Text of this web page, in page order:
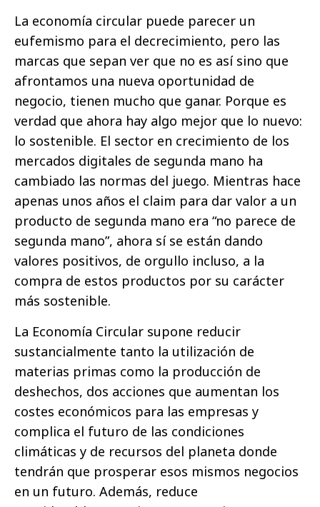
La economía circular puede parecer un
eufemismo para el decrecimiento, pero las
marcas que sepan ver que no es así sino que
afrontamos una nueva oportunidad de
negocio, tienen mucho que ganar. Porque es
verdad que ahora hay algo mejor que lo nuevo:
lo sostenible. El sector en crecimiento de los
mercados digitales de segunda mano ha
cambiado las normas del juego. Mientras hace
apenas unos años el claim para dar valor a un
producto de segunda mano era “no parece de
segunda mano”, ahora sí se están dando
valores positivos, de orgullo incluso, a la
compra de estos productos por su carácter
más sostenible.
La Economía Circular supone reducir
sustancialmente tanto la utilización de
materias primas como la producción de
deshechos, dos acciones que aumentan los
costes económicos para las empresas y
complica el futuro de las condiciones
climáticas y de recursos del planeta donde
tendrán que prosperar esos mismos negocios
en un futuro. Además, reduce